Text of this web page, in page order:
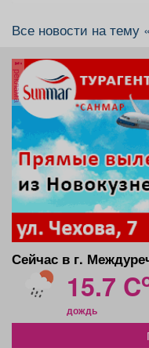
Все новости на тему
реклама
Сейчас в г.
15.7 C
дождь